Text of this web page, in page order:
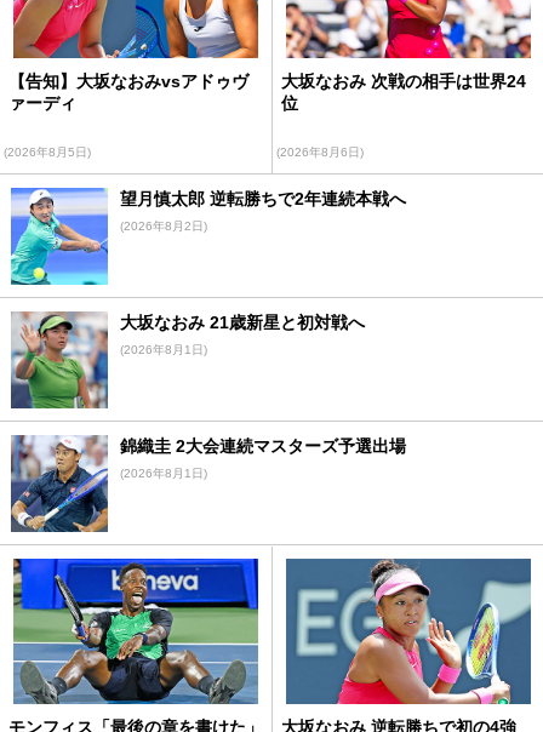
【告知】大坂なおみvsアドゥヴ
ァーディ
(2026年8月5日)
大坂なおみ 次戦の相手は世界24
位
(2026年8月6日)
望月慎太郎 逆転勝ちで2年連続本戦へ
(2026年8月2日)
大坂なおみ 21歳新星と初対戦へ
(2026年8月1日)
錦織圭 2大会連続マスターズ予選出場
(2026年8月1日)
モンフィス「最後の章を書けた」 大坂なおみ 逆転勝ちで初の4強